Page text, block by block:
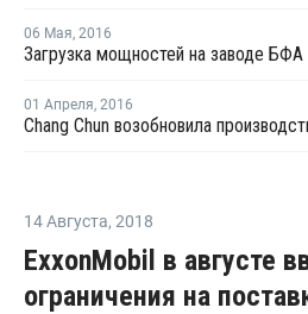
06 Мая, 2016
01 Апреля, 2016
Chang Chun возобновила
14 Августа, 2018
ExxonMobil в августе
ограничения на